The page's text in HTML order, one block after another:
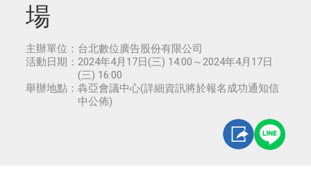
場
主辦單位： 台北數位廣告股份有限公司
活動日期： 2024年4月17日(三) 14:00～2024年4月17日
(三) 16:00
舉辦地點： 犇亞會議中心(詳細資訊將於報名成功通知信
中公佈)